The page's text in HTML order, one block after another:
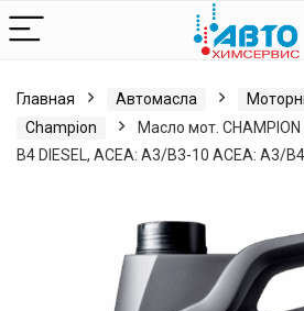
Главная Автомасла
Champion
Масло мот. CHAMPION
B4 DIESEL, ACEA: A3/B3-10 ACEA: A3/